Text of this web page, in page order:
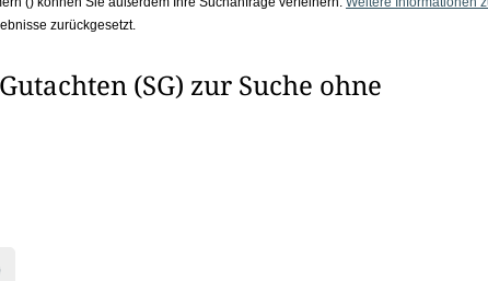
zurückgesetzt.
(SG) zur Suche ohne